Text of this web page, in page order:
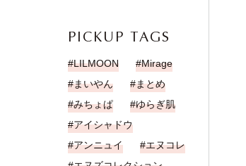
PICKUP TAGS
LILMOON
Mirage
まいやん
まとめ
みちょぱ
ゆらぎ肌
アイシャドウ
アンニュイ
エヌコレ